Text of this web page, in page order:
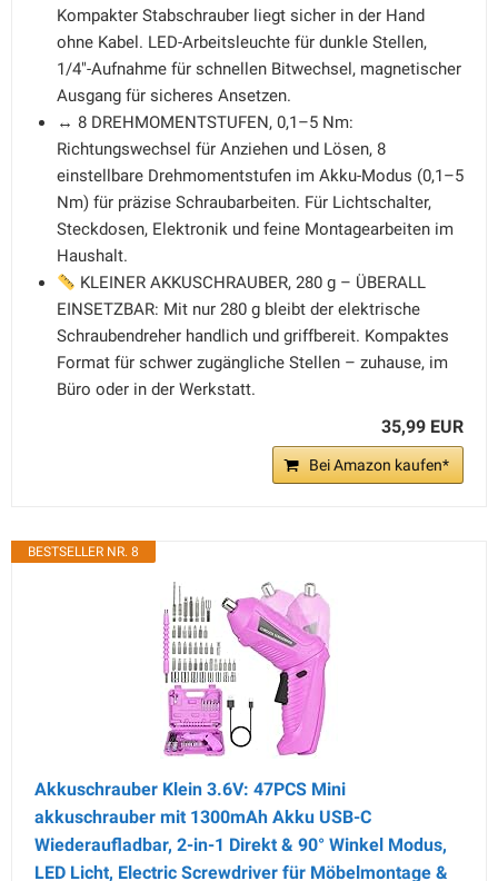
Kompakter Stabschrauber liegt sicher in der Hand
ohne Kabel. LED-Arbeitsleuchte für dunkle Stellen,
1/4"-Aufnahme für schnellen Bitwechsel, magnetischer
Ausgang für sicheres Ansetzen.
↔️ 8 DREHMOMENTSTUFEN, 0,1–5 Nm:
Richtungswechsel für Anziehen und Lösen, 8
einstellbare Drehmomentstufen im Akku-Modus (0,1–5
Nm) für präzise Schraubarbeiten. Für Lichtschalter,
Steckdosen, Elektronik und feine Montagearbeiten im
Haushalt.
KLEINER AKKUSCHRAUBER, 280 g – ÜBERALL
EINSETZBAR: Mit nur 280 g bleibt der elektrische
Schraubendreher handlich und griffbereit. Kompaktes
Format für schwer zugängliche Stellen – zuhause, im
Büro oder in der Werkstatt.
35,99 EUR
Bei Amazon kaufen*
BESTSELLER NR. 8
Akkuschrauber Klein 3.6V: 47PCS Mini
akkuschrauber mit 1300mAh Akku USB-C
Wiederaufladbar, 2-in-1 Direkt & 90° Winkel Modus,
LED Licht, Electric Screwdriver für Möbelmontage &